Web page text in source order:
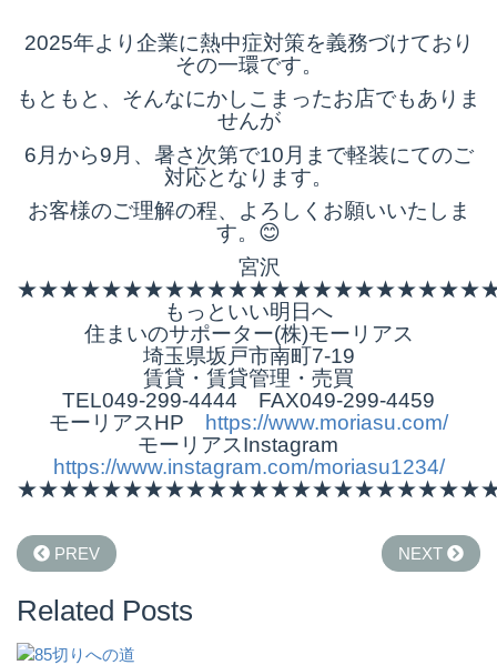
2025年より企業に熱中症対策を義務づけており
その一環です。
もともと、そんなにかしこまったお店でもありま
せんが
6月から9月、暑さ次第で10月まで軽装にてのご
対応となります。
お客様のご理解の程、よろしくお願いいたしま
す。😊
宮沢
もっといい明日へ
住まいのサポーター(株)モーリアス
埼玉県坂戸市南町7-19
賃貸・賃貸管理・売買
TEL049-299-4444 FAX049-299-4459
モーリアスHP https://www.moriasu.com/
モーリアスInstagram
https://www.instagram.com/moriasu1234/
PREV NEXT
Related Posts